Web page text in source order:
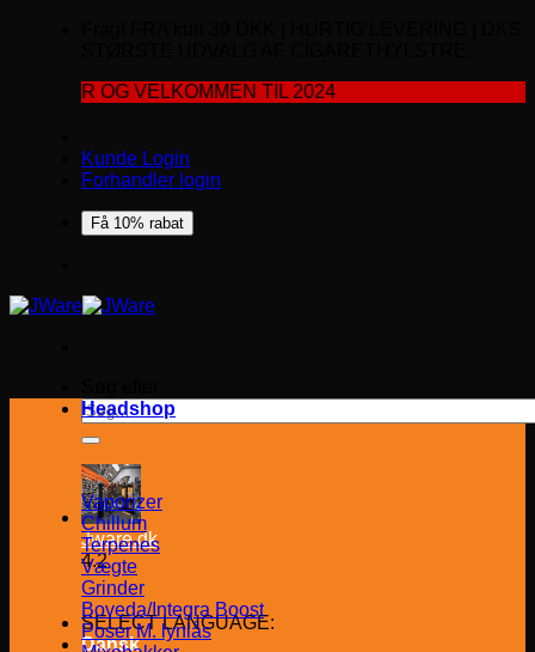
OG VELKOMMEN TIL 2024
Kunde Login
Forhandler login
Få 10% rabat
Jware.dk
4.2
SELECT LANGUAGE:
Dansk
Headshop
Vaporizer
Chillum
Terpenes
Vægte
Grinder
Boveda/Integra Boost
Poser M. lynlås